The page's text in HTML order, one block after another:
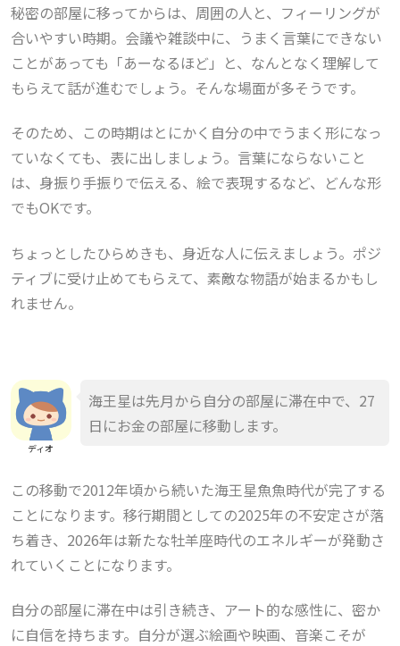
秘密の部屋に移ってからは、周囲の人と、フィーリングが
合いやすい時期。会議や雑談中に、うまく言葉にできない
ことがあっても「あーなるほど」と、なんとなく理解して
もらえて話が進むでしょう。そんな場面が多そうです。
そのため、この時期はとにかく自分の中でうまく形になっ
ていなくても、表に出しましょう。言葉にならないこと
は、身振り手振りで伝える、絵で表現するなど、どんな形
でもOKです。
ちょっとしたひらめきも、身近な人に伝えましょう。ポジ
ティブに受け止めてもらえて、素敵な物語が始まるかもし
れません。
ディオ
海王星は先月から自分の部屋に滞在中で、27
日にお金の部屋に移動します。
この移動で2012年頃から続いた海王星魚魚時代が完了する
ことになります。 移行期間としての2025年の不安定さが落
ち着き、2026年は新たな牡羊座時代のエネルギーが発動さ
れていくことになります。
自分の部屋に滞在中は引き続き、アート的な感性に、密か
に自信を持ちます。自分が選ぶ絵画や映画、音楽こそが